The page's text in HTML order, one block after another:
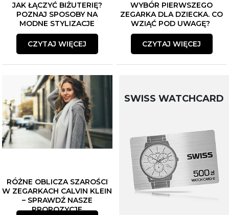
JAK ŁĄCZYĆ BIŻUTERIĘ?
POZNAJ SPOSOBY NA
MODNE STYLIZACJE
CZYTAJ WIĘCEJ
WYBÓR PIERWSZEGO
ZEGARKA DLA DZIECKA. CO
WZIĄĆ POD UWAGĘ?
CZYTAJ WIĘCEJ
RÓŻNE OBLICZA SZAROŚCI
W ZEGARKACH CALVIN KLEIN
– SPRAWDŹ NASZE
PROPOZYCJE
SWISS WATCHCARD